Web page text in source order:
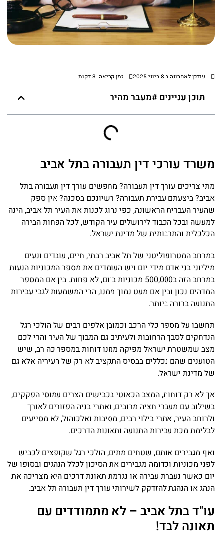
עודכן לאחרונה ב:8 ביוני 2025 זמן קריאה: 3 דקות
תוכן עניינים #מעבר מהיר
משרד עורכי דין תעבורה בתל אביב
מתי צריכים עורך דין תעבורה? מחפשים עורך דין תעבורה בתל
אביב? ביצעתם עבירת תעבורה? רשיונכם בסכנה? אין ספק
שהעיר העברית הראשונה, כפי נהוג לכנות את העיר תל אביב, הינה
למעשה ובכל הכבוד לירושלים עיר הקודש, לכל הפחות הבירה
הכלכלית והתרבותית של מדינת ישראל.
במרחב המטרופוליטני של תל אביב רבתי, חיים, עובדים ונעים
מיליוני בני אדם מידי יום ויש העומדים את מספר המכוניות הנעות
במרחב הזה ב500,000 מכוניות ביום, לא פחות. בין אם המספר
המדהים נכון ובין אם מעט נמוך ממנו, הרי המשמעות לגבי עבירות
התנועה ברורה ביותר.
תחשבו על מספר כלי הרכב וכמובן אלפים רבים של הולכי רגל
הנדחקים לסבך הרחובות ולעיתים גם המבוך של העיר והרי לכם
מצב שמשטרת ישראל מפיקה ממנו דוחות במספר כה רב, שיש
הטוענים שהם נכללים בבסיס התקציב לא רק של העיריה אלא גם
של מדינת ישראל.
אך לא רק דוחות, המצב הכאוטי בכבישים הצרים עמוסי הפקקים,
בשילוב עם מעברי חציה מרובים, ואתרי בניה הפזורים לאורך
ולרוחב העיר, אתרי בילוי רבים, מסיבות ואלכוהול, לא מסייעים
לבלימת מכת עבירות התנועה ותאונות הדרכים.
ואף מגבירים אותם, שטחים מתים, הולכי רגל שקופצים לכביש
לפני מכוניות וכדומה מגבירים את הסיכון לכלל הנהגים ובסופו של
יום כאשר נעברת עבירה או נגרמת תאונת דרכים היא מצריכה את
הנהג או הנהגת להזדקק לשירותי עורך דין תעבורה תל אביב.
עו"ד בתל אביב – לא מתמודדים עם
תאונה לבד!